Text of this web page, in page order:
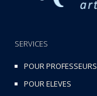
SERVICES
POUR PROFESSEURS
POUR ELEVES